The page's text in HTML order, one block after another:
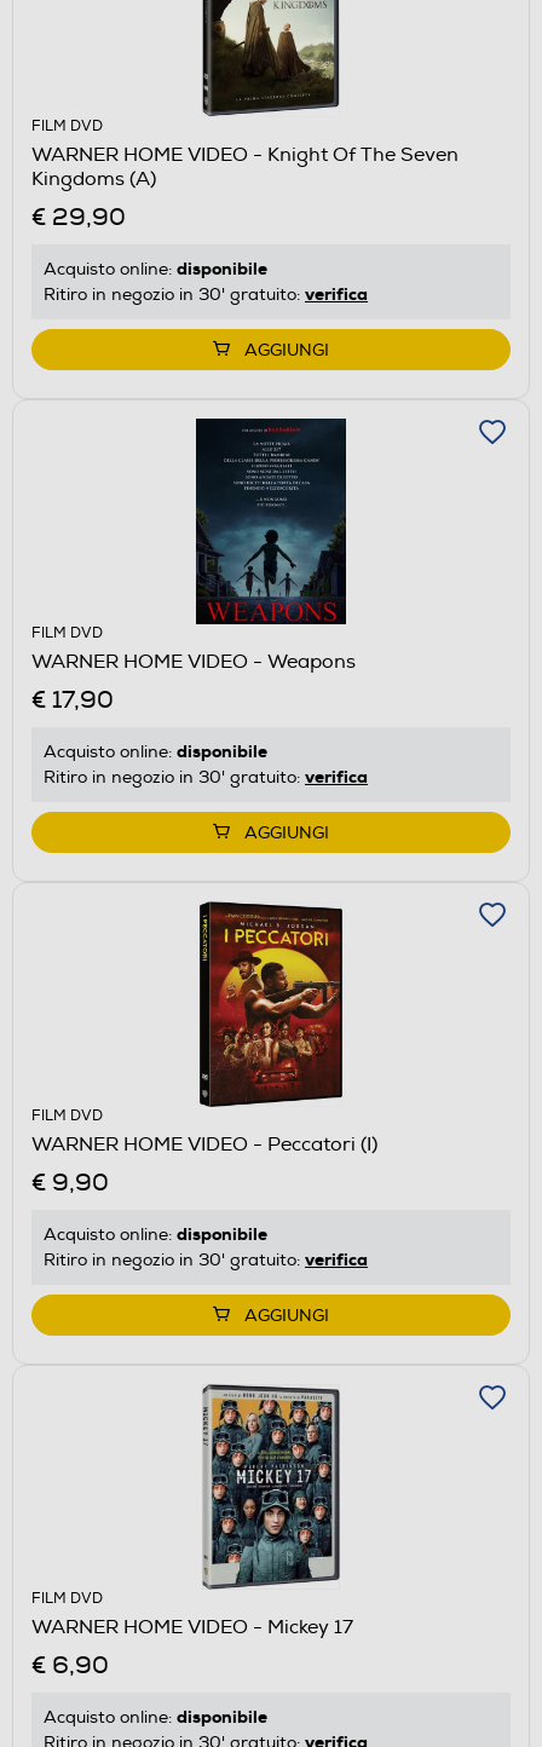
FILM DVD
WARNER HOME VIDEO - Knight Of The Seven
Kingdoms (A)
€ 29,90
Acquisto online: disponibile
Ritiro in negozio in 30' gratuito: verifica
AGGIUNGI
FILM DVD
WARNER HOME VIDEO - Weapons
€ 17,90
Acquisto online: disponibile
Ritiro in negozio in 30' gratuito: verifica
AGGIUNGI
FILM DVD
WARNER HOME VIDEO - Peccatori (I)
€ 9,90
Acquisto online: disponibile
Ritiro in negozio in 30' gratuito: verifica
AGGIUNGI
FILM DVD
WARNER HOME VIDEO - Mickey 17
€ 6,90
Acquisto online: disponibile
Ritiro in negozio in 30' gratuito: verifica